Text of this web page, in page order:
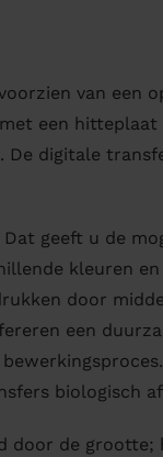
van een
een hitteplaat
digitale
geeft u de
kleuren
door
een
biologisch
door de